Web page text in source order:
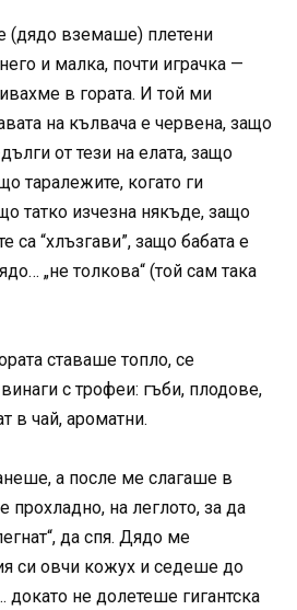
(дядо вземаше) плетени
и малка, почти играчка —
в гората. И той ми
на кълвача е червена, защо
от тези на елата, защо
таралежите, когато ги
татко изчезна някъде, защо
са “хлъзгави”, защо бабата е
„не толкова“ (той сам така
ставаше топло, се
с трофеи: гъби, плодове,
в чай, ароматни.
а после ме слагаше в
прохладно, на леглото, за да
да спя. Дядо ме
си овчи кожух и седеше до
не долетеше гигантска